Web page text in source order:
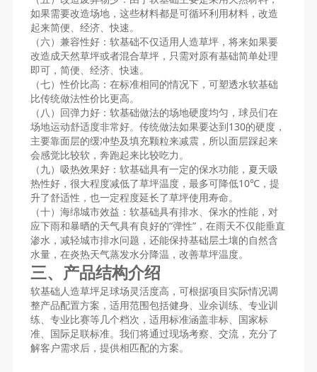
如果需要改造场地，这些材料都是可循环利用材料，改造
起来简便、经济、快速。
（六）兼容性好：软基础不仅适用人造草坪，将来如果要
改造成天然草坪或者混合草坪，只需对原有基础简单处理
即可，简便、经济、快速。
（七）性价比高：在标准相同的情况下，可塑透水软基础
比传统做法性价比更高。
（八）回弹力好：软基础做法的场地硬度均匀，球员们在
场地运动舒适度非常好。传统做法如果要达到130的硬度，
主要靠面层的缓冲垫及填充颗粒来减震，所以面层踩起来
会感觉比较软，奔跑起来比较吃力。
（九）吸热效果好：软基础具有一定的保水功能，夏天吸
热性好，很大程度减低了草坪温度，最多可降低10℃，提
升了舒适性，也一定程度延长了草坪使用寿命。
（十）海绵城市效益：软基础具有排水、保水的性能，对
应下雨和暴晒的天气具有良好的“弹性”，在雨天不仅能垂直
渗水，减轻城市排水问题，还能保持基础层土壤的自然含
水量，在炎热天气蒸发水分降温，改善草坪温度。
三、产品结构介绍
软基础人造草坪足球场灵活度高，可根据项目实际情况调
整产品配置方案，适用范围包括健身、业余训练、专业训
练、专业比赛等几个档次，适用标准涵盖非标、国家标
准、国际足联标准。我们将通过现场考察、交流，充分了
解客户需求后，提供相匹配的方案。